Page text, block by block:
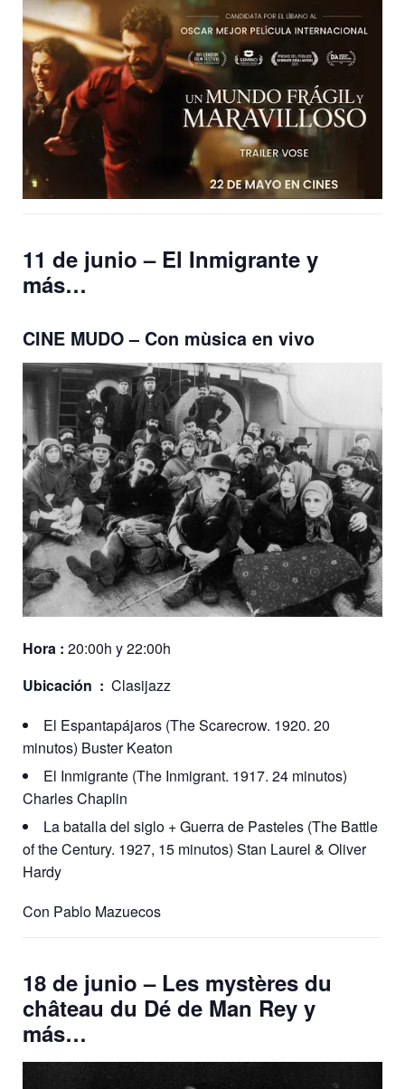
11 de junio – El Inmigrante y
más…
CINE MUDO – Con mùsica en vivo
Hora : 20:00h y 22:00h
Ubicación : Clasijazz
El Espantapájaros (The Scarecrow. 1920. 20
minutos) Buster Keaton
El Inmigrante (The Inmigrant. 1917. 24 minutos)
Charles Chaplin
La batalla del siglo + Guerra de Pasteles (The Battle
of the Century. 1927, 15 minutos) Stan Laurel & Oliver
Hardy
Con Pablo Mazuecos
18 de junio – Les mystères du
château du Dé de Man Rey y
más…